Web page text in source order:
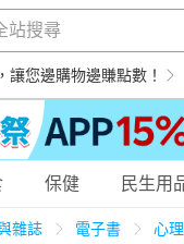
讓您邊購物邊賺點數！
保健 民生用
雜誌 電子書 心